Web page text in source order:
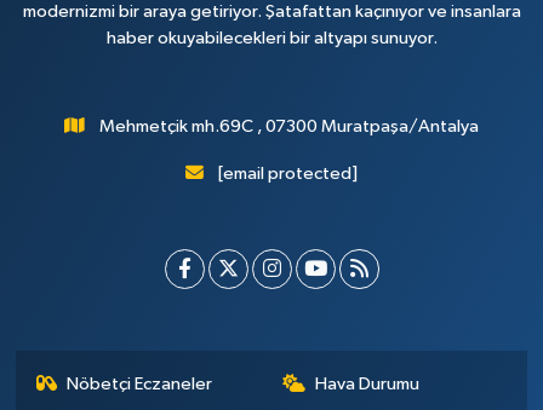
modernizmi bir araya getiriyor. Şatafattan kaçınıyor ve insanlara
haber okuyabilecekleri bir altyapı sunuyor.
Mehmetçik mh.69C , 07300 Muratpaşa/Antalya
[email protected]
Nöbetçi Eczaneler Hava Durumu